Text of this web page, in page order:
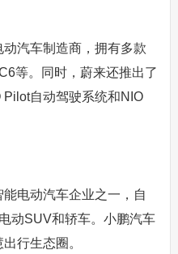
汽车制造商，拥有多款
等。同时，蔚来还推出了
自动驾驶系统和NIO
电动汽车企业之一，自
动SUV和轿车。小鹏汽车
行生态圈。